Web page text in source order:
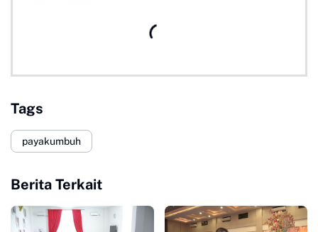
Tags
payakumbuh
Berita Terkait